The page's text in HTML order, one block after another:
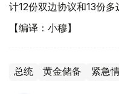
计12份双边协议和13份多
【编译：小穆】
总统 黄金储备 紧急